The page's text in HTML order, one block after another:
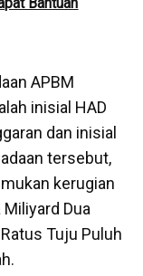
APBM
inisial HAD
dan inisial
tersebut,
kerugian
Dua
Tuju Puluh